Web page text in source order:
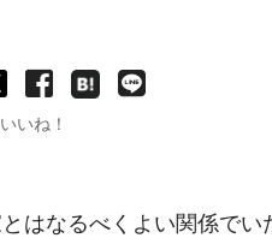
いいね！
はなるべくよい関係で